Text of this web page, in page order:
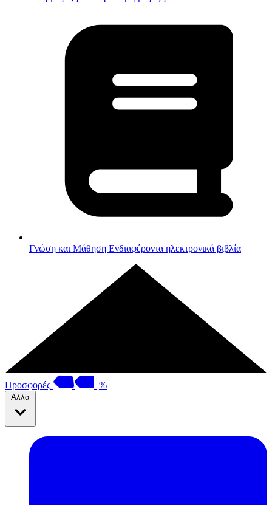
Γνώση και Μάθηση Ενδιαφέροντα ηλεκτρονικά βιβλία
Προσφορές %
Αλλα